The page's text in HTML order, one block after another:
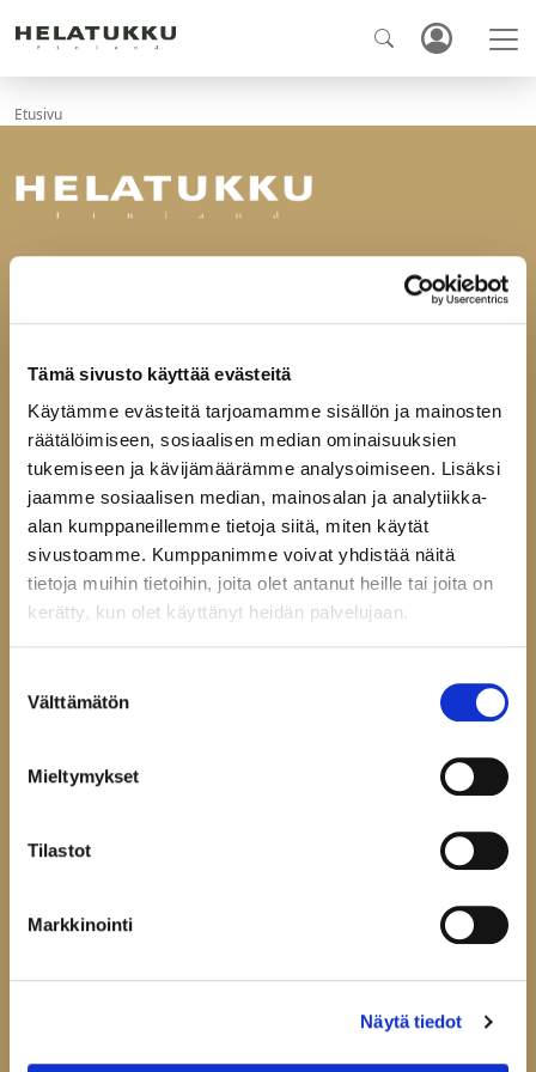
Tämä sivusto käyttää evästeitä
Käytämme evästeitä tarjoamamme sisällön ja mainosten
räätälöimiseen, sosiaalisen median ominaisuuksien
tukemiseen ja kävijämäärämme analysoimiseen. Lisäksi
jaamme sosiaalisen median, mainosalan ja analytiikka-
alan kumppaneillemme tietoja siitä, miten käytät
sivustoamme. Kumppanimme voivat yhdistää näitä
tietoja muihin tietoihin, joita olet antanut heille tai joita on
kerätty, kun olet käyttänyt heidän palvelujaan.
valinta
Välttämätön
Mieltymykset
Tilastot
Markkinointi
Näytä tiedot
Etusivu
Helatukku Finland Oy
60100 Seinäjoki
puh029-123 9400
fax 06-4144165
mail@helatukku.com
Tarkista ehdot
Toimitusehdot
Palautukset ja reklamaatiot
Tietosuojaseloste
Liity uutiskirjelistallemme,
uutuustuotteistamme.
Liity uutiskirjelistalle